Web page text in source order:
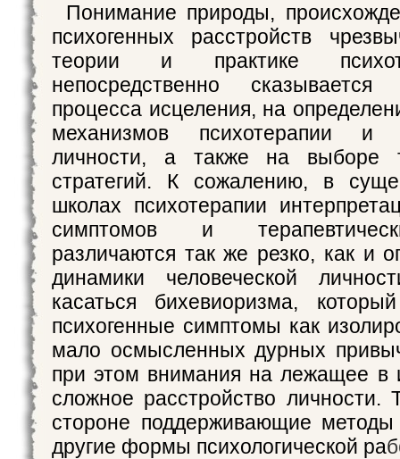
Понимание природы,
психогенных расстройств
теории и практике
непосредственно
процесса исцеления, на
механизмов психотерапии и
личности, а также на выборе
стратегий. К сожалению, в
школах психотерапии
симптомов и
различаются так же резко, как и
динамики человеческой
касаться бихевиоризма,
психогенные симптомы как
мало осмысленных дурных
при этом внимания на лежащее в
сложное расстройство личности.
стороне поддерживающие методы
другие формы психологической